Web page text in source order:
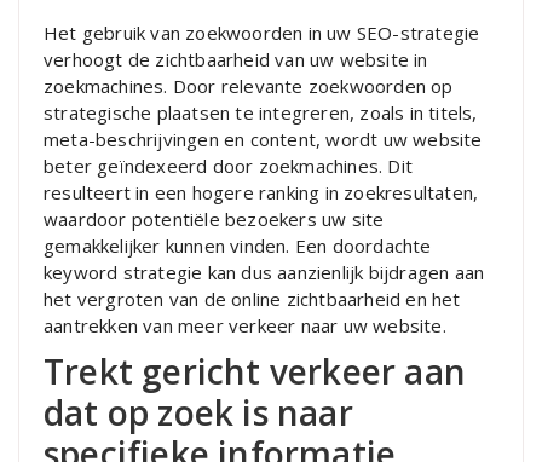
Het gebruik van zoekwoorden in uw SEO-strategie
verhoogt de zichtbaarheid van uw website in
zoekmachines. Door relevante zoekwoorden op
strategische plaatsen te integreren, zoals in titels,
meta-beschrijvingen en content, wordt uw website
beter geïndexeerd door zoekmachines. Dit
resulteert in een hogere ranking in zoekresultaten,
waardoor potentiële bezoekers uw site
gemakkelijker kunnen vinden. Een doordachte
keyword strategie kan dus aanzienlijk bijdragen aan
het vergroten van de online zichtbaarheid en het
aantrekken van meer verkeer naar uw website.
Trekt gericht verkeer aan
dat op zoek is naar